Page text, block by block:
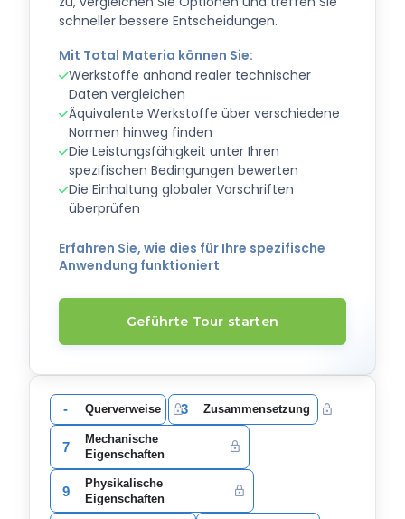
schneller bessere Entscheidungen.
Mit Total Materia können Sie:
Werkstoffe anhand realer technischer
Daten vergleichen
Äquivalente Werkstoffe über verschiedene
Normen hinweg finden
Die Leistungsfähigkeit unter Ihren
spezifischen Bedingungen bewerten
Die Einhaltung globaler Vorschriften
überprüfen
Erfahren Sie, wie dies für Ihre spezifische
Anwendung funktioniert
Geführte Tour starten
- Querverweise 3 Zusammensetzung
7
Mechanische
Eigenschaften
9
Physikalische
Eigenschaften